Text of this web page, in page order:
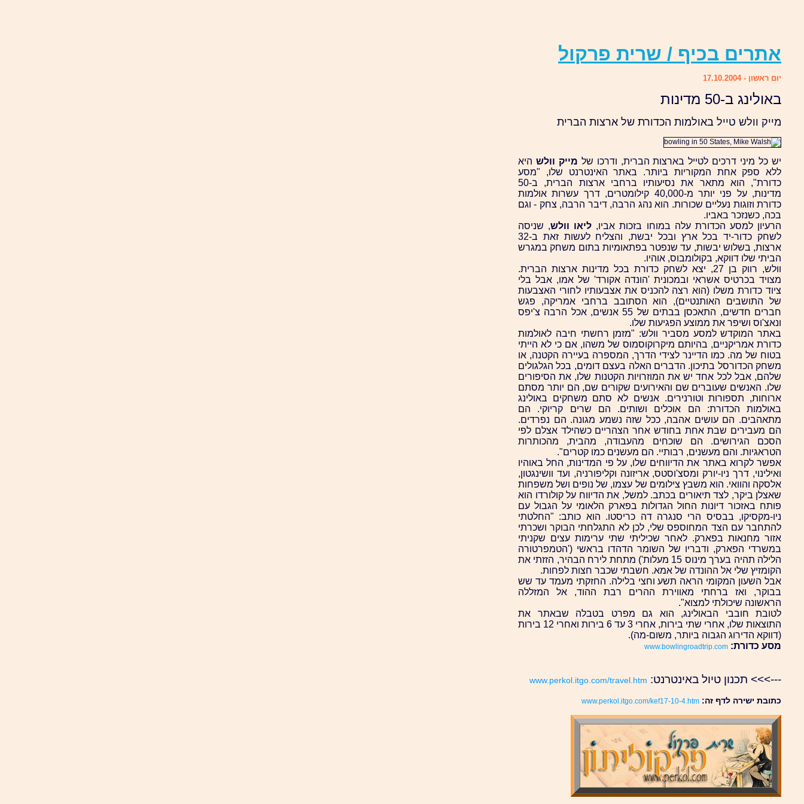
אתרים בכיף / שרית פרקול
יום ראשון - 17.10.2004
באולינג ב-50 מדינות
מייק וולש טייל באולמות הכדורת של ארצות הברית
יש כל מיני דרכים לטייל בארצות הברית, ודרכו של מייק וולש היא
ללא ספק אחת המקוריות ביותר. באתר האינטרנט שלו, "מסע
כדורת", הוא מתאר את נסיעותיו ברחבי ארצות הברית, ב-50
מדינות, על פני יותר מ-40,000 קילומטרים, דרך עשרות אולמות
כדורת וזוגות נעליים שכורות. הוא נהג הרבה, דיבר הרבה, צחק - וגם
בכה, כשנזכר באביו.
הרעיון למסע הכדורת עלה במוחו בזכות אביו, ליאו וולש, שניסה
לשחק כדור-יד בכל ארץ ובכל יבשת, והצליח לעשות זאת ב-32
ארצות, בשלוש יבשות, עד שנפטר בפתאומיות בתום משחק במגרש
הביתי שלו דווקא, בקולומבוס, אוהיו.
וולש, רווק בן 27, יצא לשחק כדורת בכל מדינות ארצות הברית.
מצויד בכרטיס אשראי ובמכונית 'הונדה אקורד' של אמו, אבל בלי
ציוד כדורת משלו (הוא רצה להכניס את אצבעותיו לחורי האצבעות
של התושבים האותנטיים), הוא הסתובב ברחבי אמריקה, פגש
חברים חדשים, התאכסן בבתים של 55 אנשים, אכל הרבה צ'יפס
ונאצ'וס ושיפר את ממוצע הפגיעות שלו.
באתר המוקדש למסע מסביר וולש: "מזמן רחשתי חיבה לאולמות
כדורת אמריקניים, בהיותם מיקרוקוסמוס של משהו, אם כי לא הייתי
בטוח של מה. כמו הדיינר לצידי הדרך, המספרה בעיירה הקטנה, או
משחק הכדורסל בתיכון. הדברים האלה בעצם דומים, בכל הגלגולים
שלהם, אבל לכל אחד יש את המוזרויות הקטנות שלו, את הסיפורים
שלו. האנשים שעוברים שם והאירועים שקורים שם, הם יותר מסתם
ארוחות, תספורות וטורנירים. אנשים לא סתם משחקים באולינג
באולמות הכדורת: הם אוכלים ושותים. הם שרים קריוקי. הם
מתאהבים. הם עושים אהבה, ככל שזה נשמע מגונה. הם נפרדים.
הם מעבירים שבת אחת בחודש אחר הצהריים כשהילד אצלם לפי
הסכם הגירושים. הם שוכחים מהעבודה, מהבית, מהכותרות
הטראגיות. והם מעשנים, רבותיי. הם מעשנים כמו קטרים".
אפשר לקרוא באתר את הדיווחים שלו, על פי המדינות, החל באוהיו
ואילינוי, דרך ניו-יורק ומסצ'וסטס, אריזונה וקליפורניה, ועד וושינגטון,
אלסקה והוואי. הוא משבץ צילומים של עצמו, של נופים ושל משפחות
שאצלן ביקר, לצד תיאורים בכתב. למשל, את הדיווח על קולורדו הוא
פותח באזכור דיונות החול הגדולות בפארק הלאומי על הגבול עם
ניו-מקסיקו, בבסיס הרי סנגרה דה כריסטו. הוא כותב: "החלטתי
להתחבר עם הצד המחוספס שלי, לכן לא התגלחתי הבוקר ושכרתי
אזור מחנאות בפארק. לאחר שכיליתי שתי ערימות עצים שקניתי
במשרדי הפארק, ודבריו של השומר הדהדו בראשי ('הטמפרטורה
הלילה תהיה בערך מינוס 15 מעלות') מתחת לירח הבהיר, הזזתי את
הקומזיץ שלי אל ההונדה של אמא. חשבתי שכבר חצות לפחות.
אבל השעון המקומי הראה תשע וחצי בלילה. החזקתי מעמד עד שש
בבוקר, ואז ברחתי מאווירת ההרים רבת ההוד, אל המזללה
הראשונה שיכולתי למצוא".
לטובת חובבי הבאולינג, הוא גם מפרט בטבלה שבאתר את
התוצאות שלו, אחרי שתי בירות, אחרי 3 עד 6 בירות ואחרי 12 בירות
(דווקא הדירוג הגבוה ביותר, משום-מה).
מסע כדורת: www.bowlingroadtrip.com
--->>> תכנון טיול באינטרנט: www.perkol.itgo.com/travel.htm
כתובת ישירה לדף זה: www.perkol.itgo.com/kef17-10-4.htm